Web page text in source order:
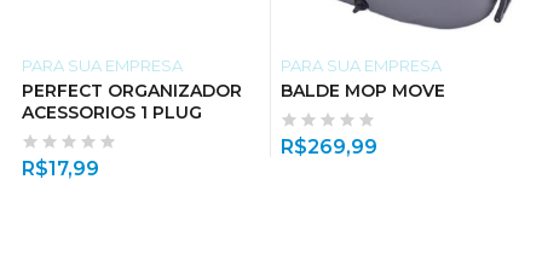
PARA SUA EMPRESA
PERFECT ORGANIZADOR
ACESSORIOS 1 PLUG
R$17,99
PARA SUA EMPRESA
BALDE MOP MOVE
R$269,99